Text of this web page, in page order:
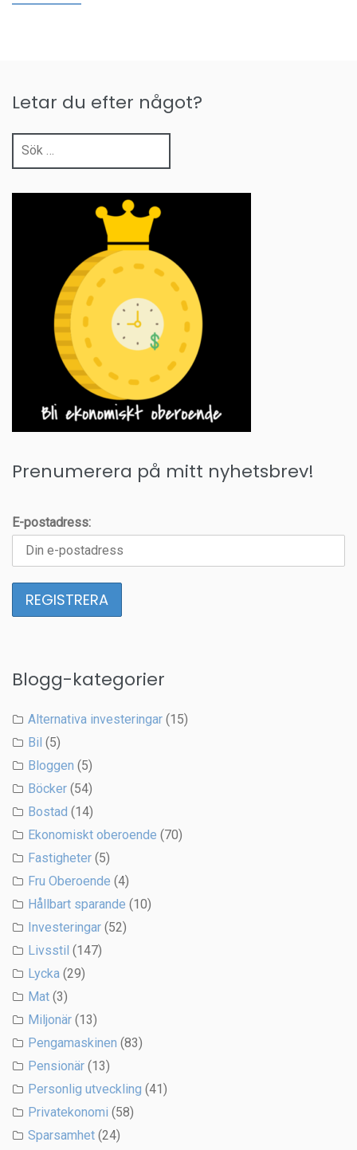
Letar du efter något?
Sök
Prenumerera på mitt nyhetsbrev!
E-postadress:
Blogg-kategorier
Alternativa investeringar (15)
Bil (5)
Bloggen (5)
Böcker (54)
Bostad (14)
Ekonomiskt oberoende (70)
Fastigheter (5)
Fru Oberoende (4)
Hållbart sparande (10)
Investeringar (52)
Livsstil (147)
Lycka (29)
Mat (3)
Miljonär (13)
Pengamaskinen (83)
Pensionär (13)
Personlig utveckling (41)
Privatekonomi (58)
Sparsamhet (24)